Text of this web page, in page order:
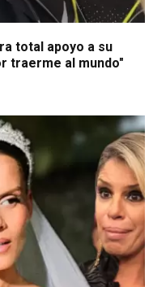
total apoyo a su
traerme al mundo"